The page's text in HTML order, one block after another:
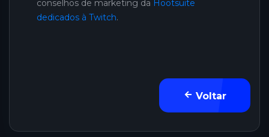
conselhos de marketing da Hootsuite
dedicados à Twitch.
Voltar